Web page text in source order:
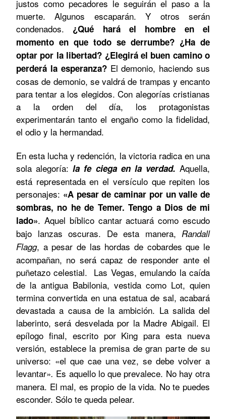
justos como pecadores le seguirán el paso a la
muerte. Algunos escaparán. Y otros serán
condenados.
¿Qué hará el hombre en el
momento en que todo se derrumbe? ¿Ha de
optar por la libertad? ¿Elegirá el buen camino o
perderá la esperanza?El demonio, haciendo sus
cosas de demonio, se valdrá de trampas y encanto
para tentar a los elegidos. Con alegorías cristianas
a la orden del día, los protagonistas
experimentarán tanto el engaño como la fidelidad,
el odio y la hermandad.
En esta lucha y redención, la victoria radica en una
sola alegoría:la fe ciega en la verdad. Aquella,
está representada en el versículo que repiten los
personajes: «A pesar de caminar por un valle de
sombras, no he de Temer. Tengo a Dios de mi
lado». Aquel bíblico cantar actuará como escudo
bajo lanzas oscuras. De esta manera, Randall
Flagg, a pesar de las hordas de cobardes que le
acompañan, no será capaz de responder ante el
puñetazo celestial. Las Vegas, emulando la caída
de la antigua Babilonia, vestida como Lot, quien
termina convertida en una estatua de sal, acabará
devastada a causa de la ambición. La salida del
laberinto, será desvelada por la Madre Abigail. El
epílogo final, escrito por King para esta nueva
versión, establece la premisa de gran parte de su
universo: «el que cae una vez, se debe volver a
levantar». Es aquello lo que prevalece. No hay otra
manera. El mal, es propio de la vida. No te puedes
esconder. Sólo te queda pelear.